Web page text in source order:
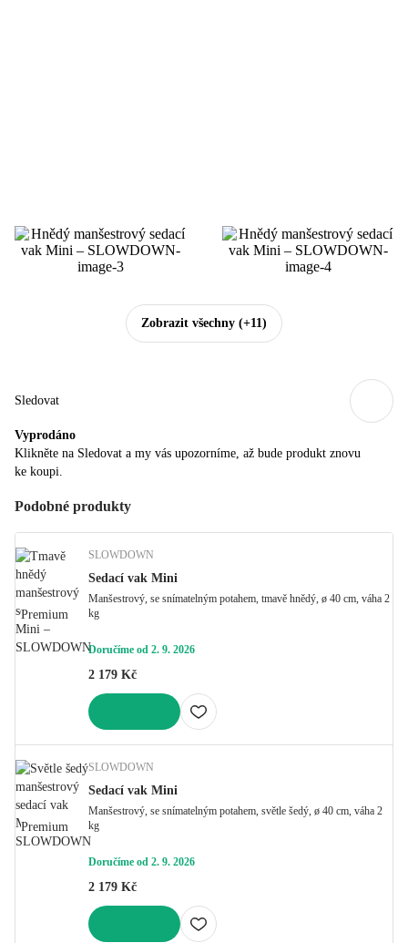
Zobrazit všechny (+11)
Sledovat
Vyprodáno
Klikněte na Sledovat a my vás upozorníme, až bude produkt znovu
ke koupi.
Podobné produkty
Premium
SLOWDOWN
Sedací vak Mini
Manšestrový, se snímatelným potahem, tmavě hnědý, ø 40 cm, váha 2
kg
Doručíme od 2. 9. 2026
2 179 Kč
Premium
SLOWDOWN
Sedací vak Mini
Manšestrový, se snímatelným potahem, světle šedý, ø 40 cm, váha 2
kg
Doručíme od 2. 9. 2026
2 179 Kč